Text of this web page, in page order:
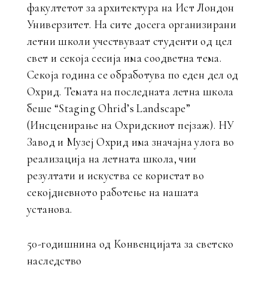
факултетот за архитектура на Ист Лондон
Универзитет. На сите досега организирани
летни школи учествуваат студенти од цел
свет и секоја сесија има соодветна тема.
Секоја година се обработува по еден дел од
Охрид. Темата на последната летна школа
беше “Staging Ohrid’s Landscape”
(Инсценирање на Охридскиот пејзаж). НУ
Завод и Музеј Охрид има значајна улога во
реализација на летната школа, чии
резултати и искуства се користат во
секојдневното работење на нашата
установа.
50-годишнина од Конвенцијата за светско
наследство